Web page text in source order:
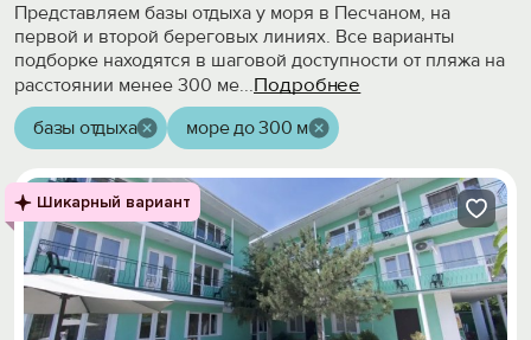
Представляем базы отдыха у моря в Песчаном, на
первой и второй береговых линиях. Все варианты
подборке находятся в шаговой доступности от пляжа на
расстоянии менее 300 ме...Подробнее
базы отдыха море до 300 м
Шикарный вариант